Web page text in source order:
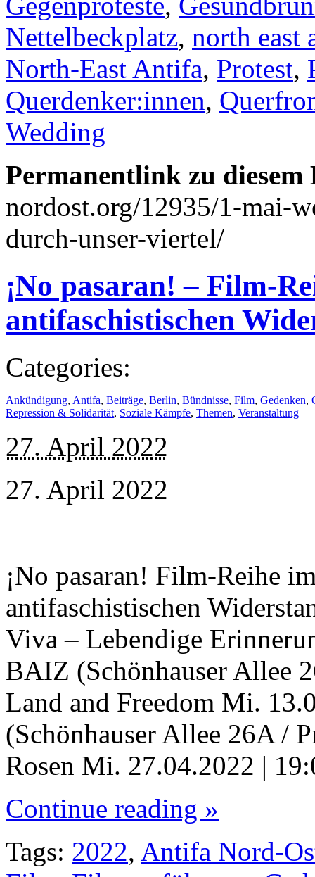
Nettelbeckplatz, north east
North-East Antifa, Protest,
Querdenker:innen,
Wedding
Permanentlink zu
nordost.org/12935/1-mai-
durch-unser-viertel/
¡No pasaran! – Film-
antifaschistischen
Categories:
Ankündigung, Antifa, Beiträge, Berlin, Bündnisse, Film, Gedenken,
Repression & Solidarität, Soziale Kämpfe, Themen, Veranstaltung
27. April 2022
27. April 2022
¡No pasaran! Film-Reihe
antifaschistischen
Viva – Lebendige
BAIZ (Schönhauser Allee
Land and Freedom Mi.
(Schönhauser Allee 26A /
Rosen Mi. 27.04.2022 |
Continue reading »
Tags: 2022, Antifa Nord-